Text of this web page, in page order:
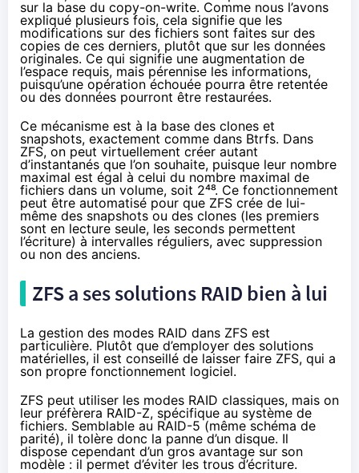
sur la base du copy-on-write. Comme nous l’avons
expliqué plusieurs fois, cela signifie que les
modifications sur des fichiers sont faites sur des
copies de ces derniers, plutôt que sur les données
originales. Ce qui signifie une augmentation de
l’espace requis, mais pérennise les informations,
puisqu’une opération échouée pourra être retentée
ou des données pourront être restaurées.
Ce mécanisme est à la base des clones et
snapshots, exactement comme dans Btrfs. Dans
ZFS, on peut virtuellement créer autant
d’instantanés que l’on souhaite, puisque leur nombre
maximal est égal à celui du nombre maximal de
fichiers dans un volume, soit 2⁴⁸. Ce fonctionnement
peut être automatisé pour que ZFS crée de lui-
même des snapshots ou des clones (les premiers
sont en lecture seule, les seconds permettent
l’écriture) à intervalles réguliers, avec suppression
ou non des anciens.
ZFS a ses solutions RAID bien à lui
La gestion des modes RAID dans ZFS est
particulière. Plutôt que d’employer des solutions
matérielles, il est conseillé de laisser faire ZFS, qui a
son propre fonctionnement logiciel.
ZFS peut utiliser les modes RAID classiques, mais on
leur préfèrera RAID-Z, spécifique au système de
fichiers. Semblable au RAID-5 (même schéma de
parité), il tolère donc la panne d’un disque. Il
dispose cependant d’un gros avantage sur son
modèle : il permet d’éviter les trous d’écriture.